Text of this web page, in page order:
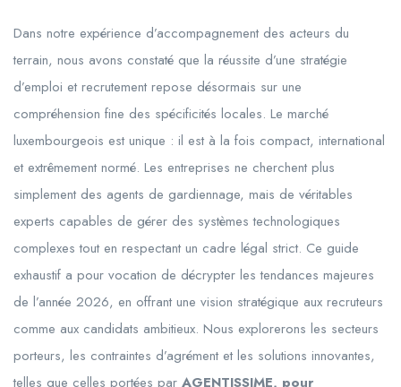
Dans notre expérience d’accompagnement des acteurs du
terrain, nous avons constaté que la réussite d’une stratégie
d’emploi et recrutement repose désormais sur une
compréhension fine des spécificités locales. Le marché
luxembourgeois est unique : il est à la fois compact, international
et extrêmement normé. Les entreprises ne cherchent plus
simplement des agents de gardiennage, mais de véritables
experts capables de gérer des systèmes technologiques
complexes tout en respectant un cadre légal strict. Ce guide
exhaustif a pour vocation de décrypter les tendances majeures
de l’année 2026, en offrant une vision stratégique aux recruteurs
comme aux candidats ambitieux. Nous explorerons les secteurs
porteurs, les contraintes d’agrément et les solutions innovantes,
telles que celles portées par AGENTISSIME, pour